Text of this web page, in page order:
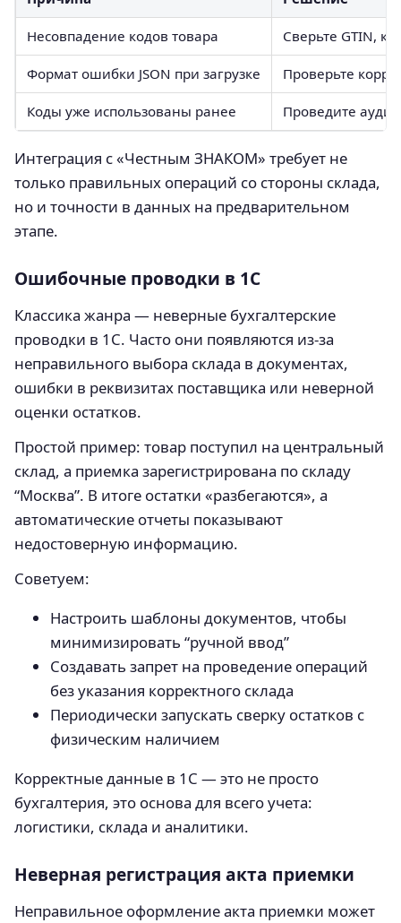
Несовпадение кодов товара Сверьте GTIN,
Формат ошибки JSON при загрузке Проверьте
Коды уже использованы ранее Проведите
Интеграция с «Честным ЗНАКОМ» требует не
только правильных операций со стороны склада,
но и точности в данных на предварительном
этапе.
Ошибочные проводки в 1С
Классика жанра — неверные бухгалтерские
проводки в 1С. Часто они появляются из-за
неправильного выбора склада в документах,
ошибки в реквизитах поставщика или неверной
оценки остатков.
Простой пример: товар поступил на центральный
склад, а приемка зарегистрирована по складу
“Москва”. В итоге остатки «разбегаются», а
автоматические отчеты показывают
недостоверную информацию.
Советуем:
Настроить шаблоны документов, чтобы
минимизировать “ручной ввод”
Создавать запрет на проведение операций
без указания корректного склада
Периодически запускать сверку остатков с
физическим наличием
Корректные данные в 1С — это не просто
бухгалтерия, это основа для всего учета:
логистики, склада и аналитики.
Неверная регистрация акта приемки
Неправильное оформление акта приемки может